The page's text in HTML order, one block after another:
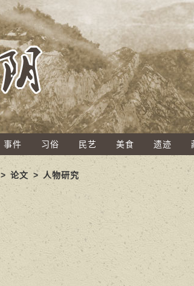
事件 习俗 民艺 美食 遗迹
> 论文 > 人物研究